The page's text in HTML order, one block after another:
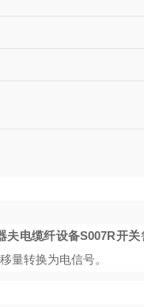
夫电缆纤设备S007R开关
量转换为电信号。